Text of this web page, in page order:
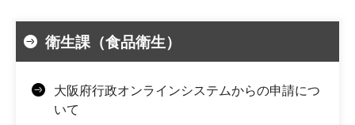
衛生課（食品衛生）
大阪府行政オンラインシステムからの申請につ
いて